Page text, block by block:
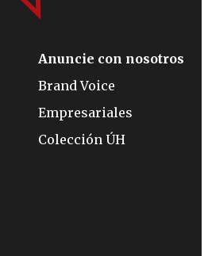
Anuncie con nosotros
Brand Voice
Empresariales
Colección ÚH